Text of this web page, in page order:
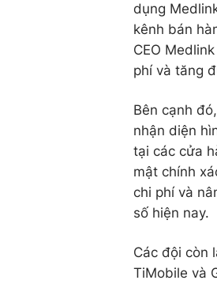
dụng
kênh bán
CEO
phí và tăng
Bên cạnh
nhận diện
tại các cửa
mật chính
chi phí và
số hiện nay.
Các đội còn
TiMobile và